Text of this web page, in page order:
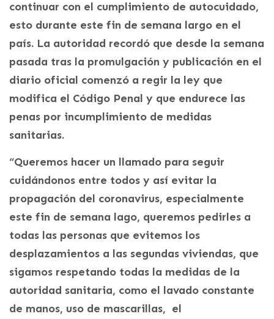
continuar con el cumplimiento de autocuidado,
esto durante este fin de semana largo en el
país. La autoridad recordó que desde la semana
pasada tras la promulgación y publicación en el
diario oficial comenzó a regir la ley que
modifica el Código Penal y que endurece las
penas por incumplimiento de medidas
sanitarias.
“Queremos hacer un llamado para seguir
cuidándonos entre todos y así evitar la
propagación del coronavirus, especialmente
este fin de semana lago, queremos pedirles a
todas las personas que evitemos los
desplazamientos a las segundas viviendas, que
sigamos respetando todas la medidas de la
autoridad sanitaria, como el lavado constante
de manos, uso de mascarillas, el